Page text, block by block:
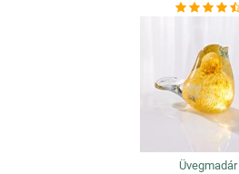
Üvegmadár